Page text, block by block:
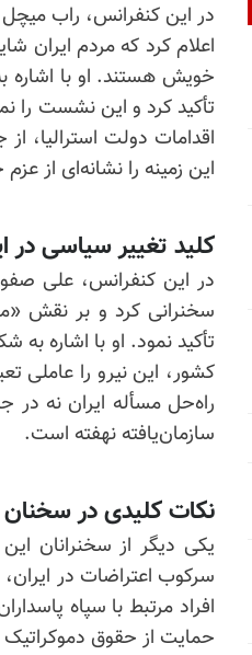
در این کنفرانس، راب میچل
اعلام کرد که مردم ایران
خویش هستند. او با اشاره
تأکید کرد و این نشست را
اقدامات دولت استرالیا،
این زمینه را نشانه‌ای از
کلید تغییر سیاسی در
در این کنفرانس، علی
سخنرانی کرد و بر نقش
تأکید نمود. او با اشاره
کشور، این نیرو را عاملی
راه‌حل مسأله ایران نه
سازمان‌یافته نهفته است.
نکات کلیدی در
یکی دیگر از سخنرانان
افراد مرتبط با سپاه
حمایت از حقوق دموکراتیک